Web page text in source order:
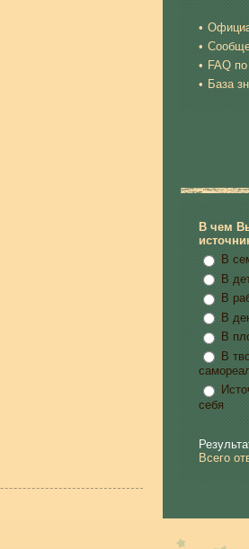
FAQ
База
В чем
В
В
В
В
В
В
себя
Всего